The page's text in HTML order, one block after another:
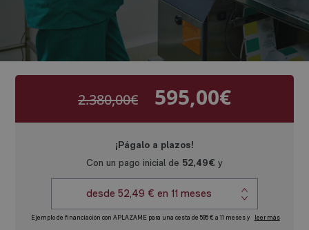
2.380,00€
era:
2.380,00€.
595,00€El